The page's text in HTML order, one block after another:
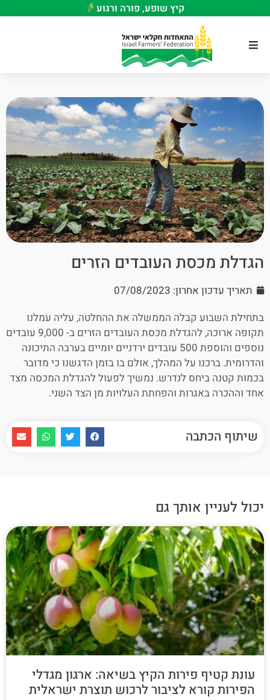
קיץ שופע, פורה ורגוע
הגדלת מכסת העובדים הזרים
תאריך עדכון אחרון: 07/08/2023
בתחילת השבוע קבלה הממשלה את ההחלטה, עליה עמלנו
תקופה ארוכה, להגדלת מכסת העובדים הזרים ב- 9,000 עובדים
נוספים והוספת 500 עובדים ירדניים יומיים בערבה התיכונה
והדרומית. ברכנו על המהלך, אולם בו בזמן הדגשנו כי מדובר
בכמות קטנה ביחס לנדרש. נמשיך לפעול להגדלת המכסה מצד
אחד וההכרה באגרות והפחתת העלויות מן הצד השני.
שיתוף הכתבה
יכול לעניין אותך גם
עונת קטיף פירות הקיץ בשיאה: ארגון מגדלי
הפירות קורא לציבור לרכוש תוצרת ישראלית